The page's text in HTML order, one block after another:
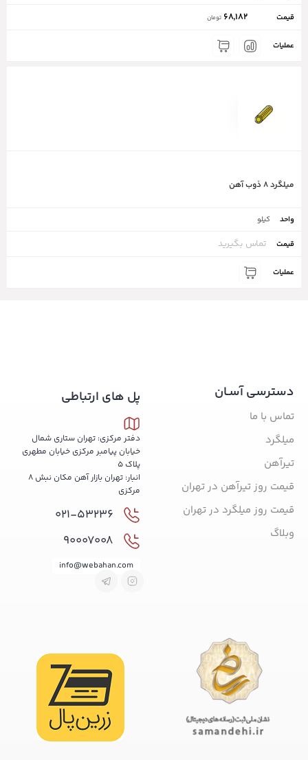
68,182 تومان
میلگرد ۸ ذوب آهن
کیلو
تماس بگیرید
دسترسی آسـان
تماس با ما
میلگرد
تیرآهن
قیمت روز تیرآهن در تهران
قیمت روز میلگرد در تهران
وبلاگ
پل های ارتباطی
دفتر مرکزی: تهران ستاری شمال
خیابان پیامبر مرکزی خیابان مطهری
پلاک 5
انبار: تهران بازار آهن مکان نبش 8
مرکزی
021-53236
90007008
info@webahan.com